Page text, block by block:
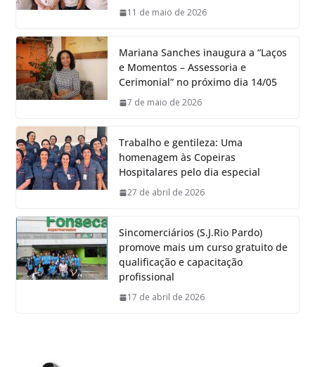
11 de maio de 2026
Mariana Sanches inaugura a “Laços
e Momentos – Assessoria e
Cerimonial” no próximo dia 14/05
7 de maio de 2026
Trabalho e gentileza: Uma
homenagem às Copeiras
Hospitalares pelo dia especial
27 de abril de 2026
Sincomerciários (S.J.Rio Pardo)
promove mais um curso gratuito de
qualificação e capacitação
profissional
17 de abril de 2026